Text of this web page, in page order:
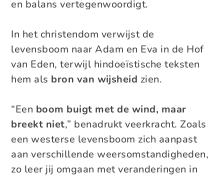
en balans vertegenwoordigt.
In het christendom verwijst de
levensboom naar Adam en Eva in de Hof
van Eden, terwijl hindoeïstische teksten
hem als bron van wijsheid zien.
“Een boom buigt met de wind, maar
breekt niet,” benadrukt veerkracht. Zoals
een westerse levensboom zich aanpast
aan verschillende weersomstandigheden,
zo leer jij omgaan met veranderingen in